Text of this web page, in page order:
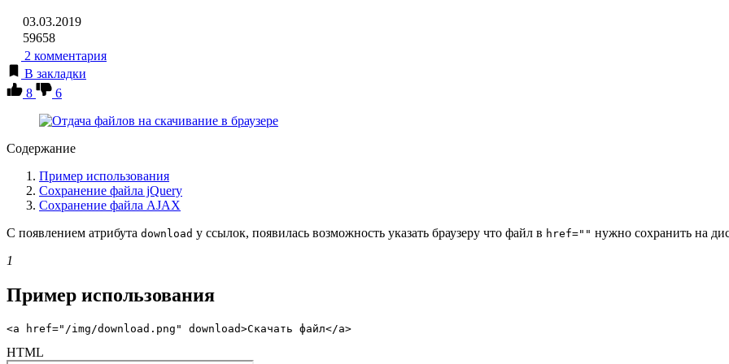
03.03.2019
59658
2 комментария
В закладки
8
6
Содержание
Пример использования
Сохранение файла jQuery
Сохранение файла AJAX
С появлением атрибута download у ссылок, появилась возможность указать браузеру что файл в href="" нужно сохранить на
1
Пример использования
<a href="/img/download.png" download>Скачать файл</a>
HTML